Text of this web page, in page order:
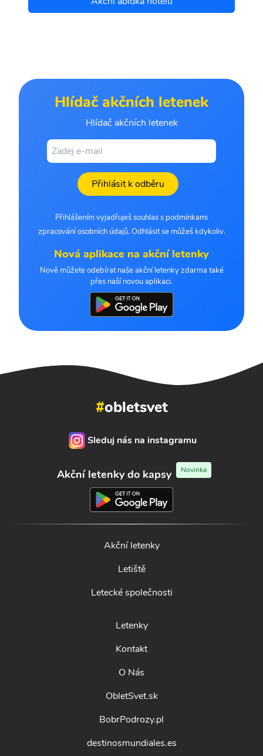
Hlídač akčních letenek
Hlídač akčních letenek
Přihlásit k odběru
Přihlášením vyjadřuješ souhlas s podmínkami
zpracování osobních údajů. Odhlásit se můžeš kdykoliv.
Nová aplikace na akční letenky
Nově můžete odebírat naše akční letenky zdarma také
přes naší novou aplikaci.
#obletsvet
Sleduj nás na instagramu
Akční letenky do kapsy Novinka
Akční letenky
Letiště
Letecké společnosti
Letenky
Kontakt
O Nás
ObletSvet.sk
BobrPodrozy.pl
destinosmundiales.es